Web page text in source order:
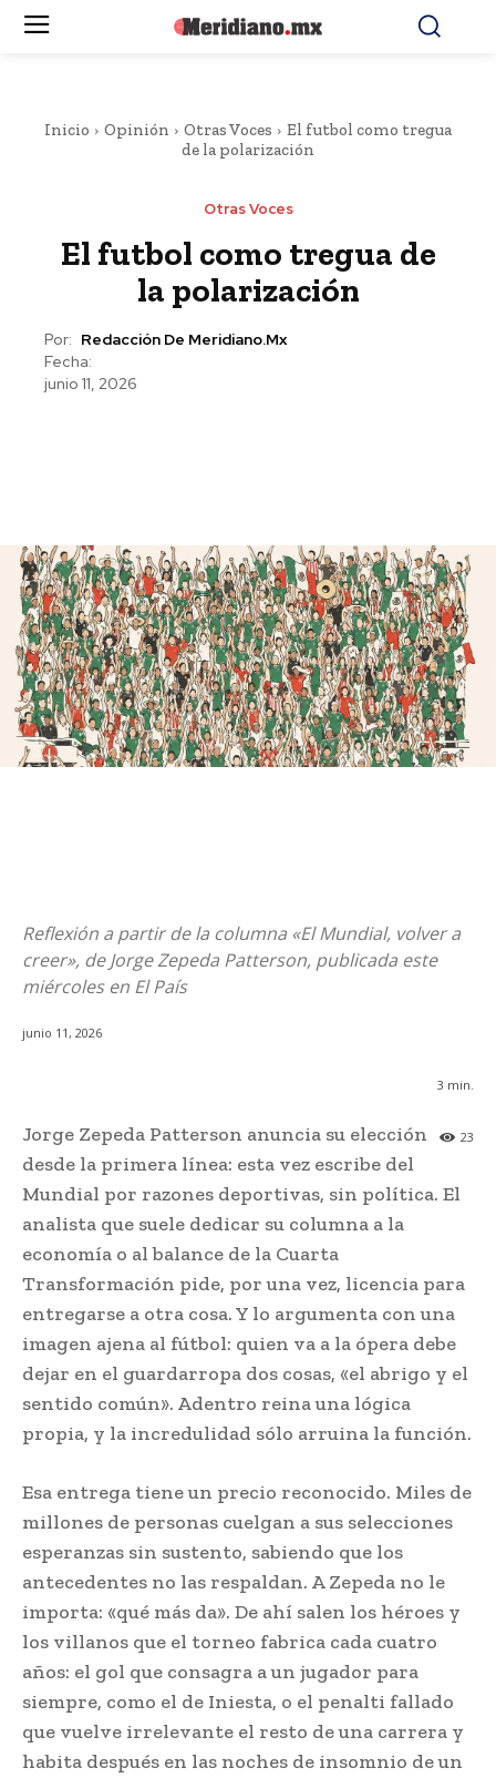
Inicio Opinión Otras Voces
El futbol como tregua
de la polarización
Otras Voces
El futbol como tregua de
la polarización
Por: Redacción De Meridiano.mx
Fecha:
junio 11, 2026
Reflexión a partir de la columna «El Mundial, volver a
creer», de Jorge Zepeda Patterson, publicada este
miércoles en El País
junio 11, 2026
3 min.
23
Jorge Zepeda Patterson anuncia su elección
desde la primera línea: esta vez escribe del
Mundial por razones deportivas, sin política. El
analista que suele dedicar su columna a la
economía o al balance de la Cuarta
Transformación pide, por una vez, licencia para
entregarse a otra cosa. Y lo argumenta con una
imagen ajena al fútbol: quien va a la ópera debe
dejar en el guardarropa dos cosas, «el abrigo y el
sentido común». Adentro reina una lógica
propia, y la incredulidad sólo arruina la función.
Esa entrega tiene un precio reconocido. Miles de
millones de personas cuelgan a sus selecciones
esperanzas sin sustento, sabiendo que los
antecedentes no las respaldan. A Zepeda no le
importa: «qué más da». De ahí salen los héroes y
los villanos que el torneo fabrica cada cuatro
años: el gol que consagra a un jugador para
siempre, como el de Iniesta, o el penalti fallado
que vuelve irrelevante el resto de una carrera y
habita después en las noches de insomnio de un